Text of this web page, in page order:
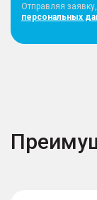
Отправляя
персональных